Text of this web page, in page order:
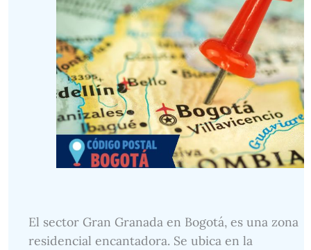
El sector Gran Granada en Bogotá, es una zona
residencial encantadora. Se ubica en la